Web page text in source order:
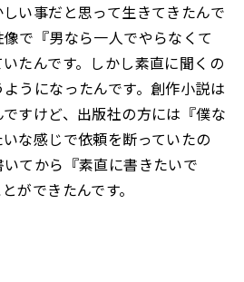
い事だと思って生きてきたんで
で『男なら一人でやらなくて
たんです。しかし素直に聞くの
うになったんです。創作小説は
すけど、出版社の方には『僕な
な感じで依頼を断っていたの
てから『素直に書きたいで
ができたんです。